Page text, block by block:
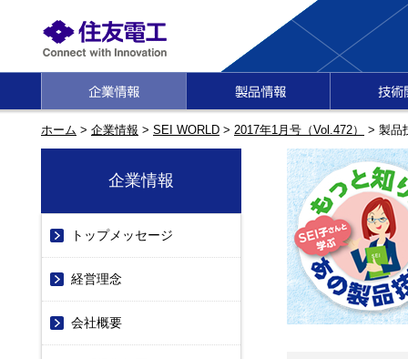
ホーム > 企業情報 > SEI WORLD > 2017年1月号（Vol.472） > 製品
企業情報
トップメッセージ
経営理念
会社概要